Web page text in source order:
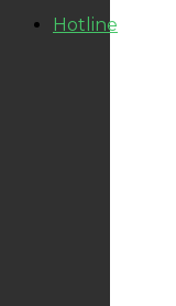
Hotline